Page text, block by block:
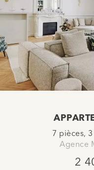
7 pièces,
Agence
2